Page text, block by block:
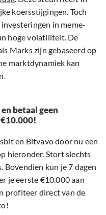
koersstijgingen. Toch
in meme-
hoge volatiliteit. De
Marks zijn gebaseerd op
marktdynamiek kan
betaal geen
en Bitvavo door nu een
hieronder. Stort slechts
kun je 7 dagen
je eerste €10.000 aan
profiteer direct van de